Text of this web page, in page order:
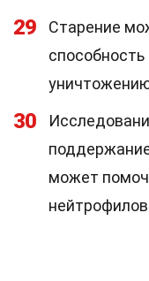
29
Старение
30
может